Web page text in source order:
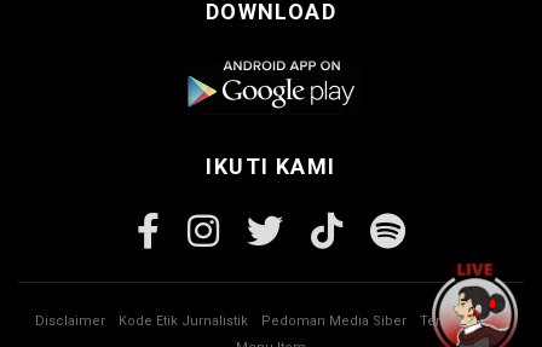
DOWNLOAD
IKUTI KAMI
Disclaimer Kode Etik Jurnalistik Pedoman Media Siber
Tentang Kami